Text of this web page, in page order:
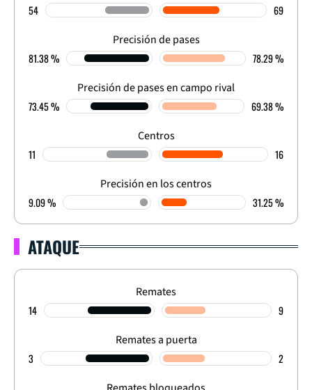
54 69
Precisión de pases
81.38 % 78.29 %
Precisión de pases en campo rival
73.45 % 69.38 %
Centros
11 16
Precisión en los centros
9.09 % 31.25 %
ATAQUE
Remates
14 9
Remates a puerta
3 2